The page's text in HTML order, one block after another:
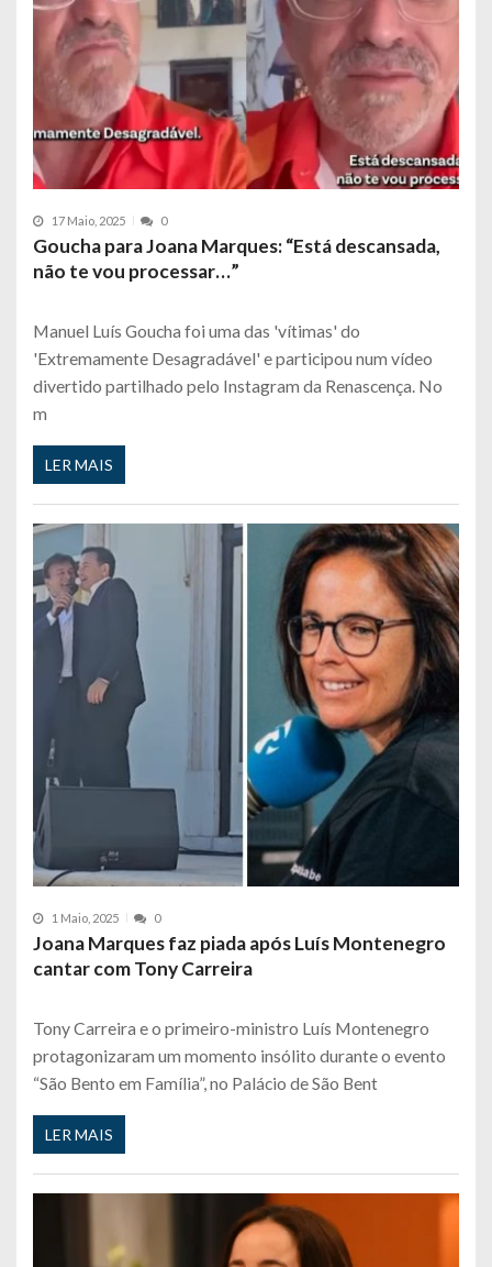
17 Maio, 2025 0
Goucha para Joana Marques: “Está descansada,
não te vou processar…”
Manuel Luís Goucha foi uma das 'vítimas' do
'Extremamente Desagradável' e participou num vídeo
divertido partilhado pelo Instagram da Renascença. No
m
LER MAIS
1 Maio, 2025 0
Joana Marques faz piada após Luís Montenegro
cantar com Tony Carreira
Tony Carreira e o primeiro-ministro Luís Montenegro
protagonizaram um momento insólito durante o evento
“São Bento em Família”, no Palácio de São Bent
LER MAIS